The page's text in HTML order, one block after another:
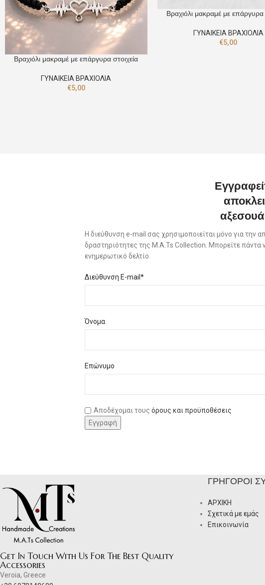
Βραχιόλι μακραμέ με επάργυρα στοιχεία
ΓΥΝΑΙΚΕΙΑ ΒΡΑΧΙΟΛΙΑ
€5,00
Βραχιόλι μακραμέ με επάργυρα
ΓΥΝΑΙΚΕΙΑ ΒΡΑΧΙΟΛΙΑ
€5,00
Η διεύθυνση e-mail σας χρησιμοποιείται μόνο για την
δραστηριότητες της M.A.Ts Collection. Μπορείτε
ενημερωτικό δελτίο.
Διεύθυνση E-mail*
Όνομα
Επώνυμο
Αποδέχομαι τους όρους και προϋποθέσεις
Get In Touch With Us For The Best Quality
Accessories
Veroia, Greece
ΓΡΉΓΟΡΟΙ
ΑΡΧΙΚΗ
Σχετικά με εμάς
Επικοινωνία